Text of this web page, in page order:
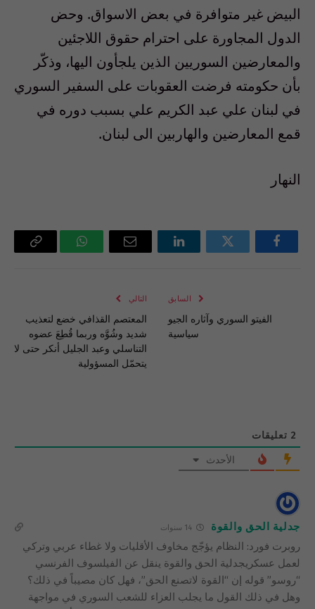
البيض غير متوافرة في بعض الاسواق. وحض
الدول المجاورة على احترام حقوق اللاجئين
والمعارضين السوريين الذين يلجأون اليها، وذكّر
بأن حكومته فرضت العقوبات على السفير السوري
في لبنان علي عبد الكريم علي بسبب دوره في
قمع المعارضين والهاربين الى لبنان.
النهار
فيسبوك تويتر لينكدإن
البريد
واتساب Copy
السابق
الفيتو السوري وآثاره الجيو
سياسية
التالي
المعتصم القذافي خضع لتعذيب
شديد وشُوَّه وربما قُطِعَ عضوه
التناسلي وعبد الجليل أنكر حتى لا
يتحمّل المسؤولية
2 تعليقات
الأحدث
جدلية الحق والقوة 14 سنوات
روبرت فورد: النظام يؤجّج مخاوف الأقليات ولا غطاء عربي وتركي
لعمل عسكريجدلية الحق والقوة ينقل عن الفيلسوف الفرنسي
“روسو” قوله إن “القوة لاتصنع الحق”، فهل كان مصيباً في ذلك؟
وهل في ذلك القول ما يجلب العزاء للشعب السوري في مواجهة